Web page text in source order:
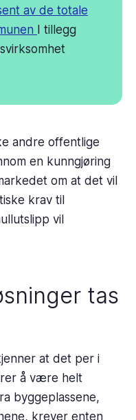
av de totale
I tillegg
andre offentlige
en kunngjøring
om at det vil
krav til
vil
tas
at det per i
å være helt
byggeplassene,
krever enten